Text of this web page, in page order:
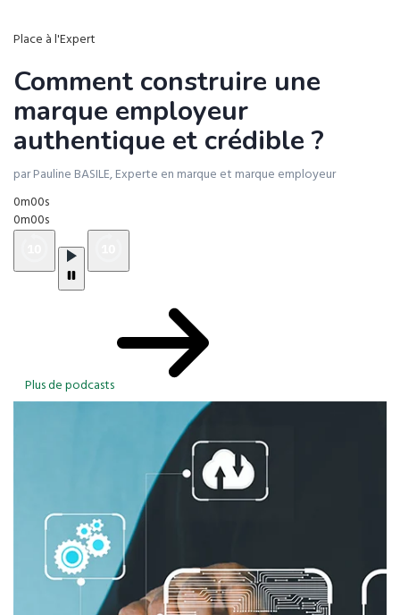
Place à l'Expert
Comment construire une
marque employeur
authentique et crédible ?
par Pauline BASILE, Experte en marque et marque employeur
0m00s
0m00s
Plus de podcasts